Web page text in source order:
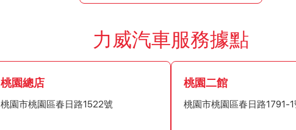
力威汽車服務據點
桃園總店
桃園市桃園區春日路1522號
桃園二館
桃園市桃園區春日路1791-